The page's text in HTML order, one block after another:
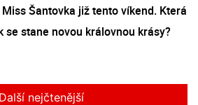
Šantovka již tento víkend. Která
se stane novou královnou krásy?
Další nejčtenější